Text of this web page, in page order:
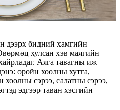
дээрх бидний хамгийн
хулсан хэв маягийн
Аяга тавагны иж
оройн хоолны хутга,
сэрээ, салатны сэрээ,
эдгээр таван хэсгийн